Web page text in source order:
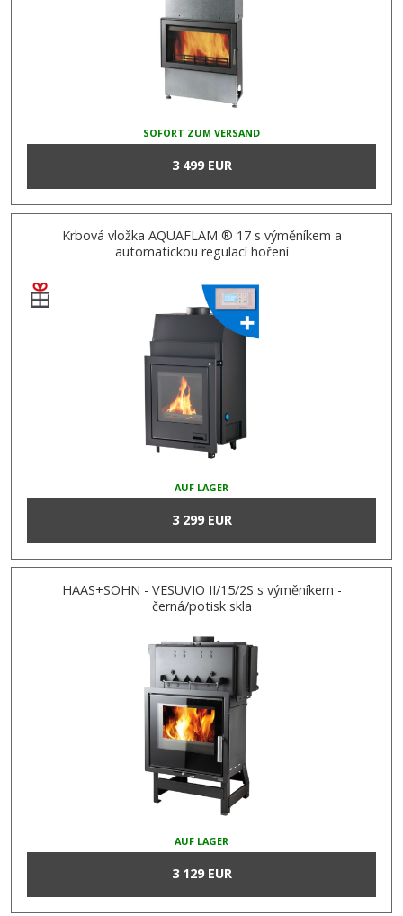
SOFORT ZUM VERSAND
3 499 EUR
Krbová vložka AQUAFLAM ® 17 s výměníkem a
automatickou regulací hoření
AUF LAGER
3 299 EUR
HAAS+SOHN - VESUVIO II/15/2S s výměníkem -
černá/potisk skla
AUF LAGER
3 129 EUR